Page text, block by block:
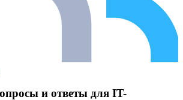
и ответы для IT-